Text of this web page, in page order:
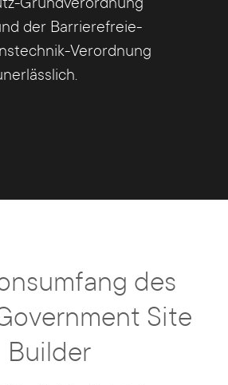
der Barrierefreie-
Verordnung
des
Site
Builder